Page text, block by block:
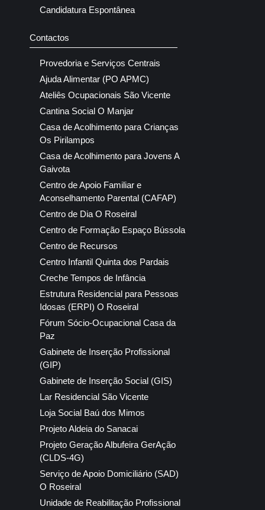
Candidatura Espontânea
Contactos
Provedoria e Serviços Centrais
Ajuda Alimentar (PO APMC)
Ateliês Ocupacionais São Vicente
Cantina Social O Manjar
Casa de Acolhimento para Crianças
Os Pirilampos
Casa de Acolhimento para Jovens A
Gaivota
Centro de Apoio Familiar e
Aconselhamento Parental (CAFAP)
Centro de Dia O Roseiral
Centro de Formação Espaço Bússola
Centro de Recursos
Centro Infantil Quinta dos Pardais
Creche Tempos de Infância
Estrutura Residencial para Pessoas
Idosas (ERPI) O Roseiral
Fórum Sócio-Ocupacional Casa da
Paz
Gabinete de Inserção Profissional
(GIP)
Gabinete de Inserção Social (GIS)
Lar Residencial São Vicente
Loja Social Baú dos Mimos
Projeto Aldeia do Sanacai
Projeto Geração Albufeira GerAção
(CLDS-4G)
Serviço de Apoio Domiciliário (SAD)
O Roseiral
Unidade de Reabilitação Profissional